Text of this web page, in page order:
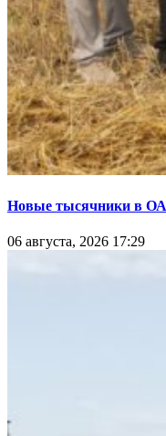
Новые тысячники в
06 августа, 2026 17:29